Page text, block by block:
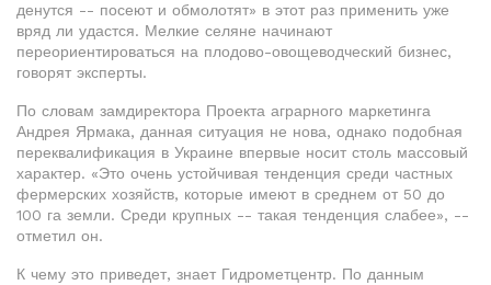
денутся -- посеют и обмолотят» в этот раз применить уже
вряд ли удастся. Мелкие селяне начинают
переориентироваться на плодово-овощеводческий бизнес,
говорят эксперты.
По словам замдиректора Проекта аграрного маркетинга
Андрея Ярмака, данная ситуация не нова, однако подобная
переквалификация в Украине впервые носит столь массовый
характер. «Это очень устойчивая тенденция среди частных
фермерских хозяйств, которые имеют в среднем от 50 до
100 га земли. Среди крупных -- такая тенденция слабее», --
отметил он.
К чему это приведет, знает Гидрометцентр. По данным